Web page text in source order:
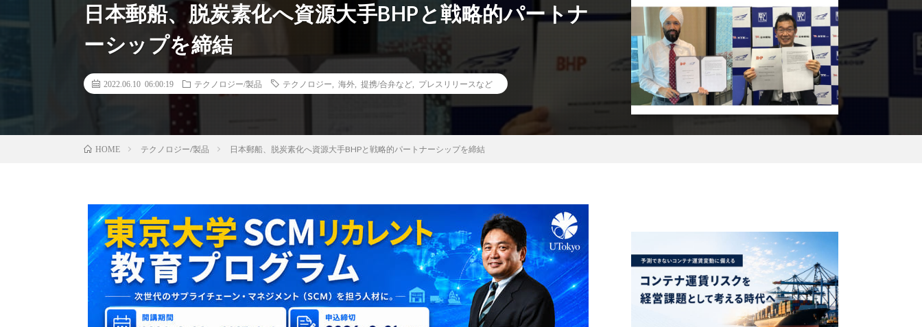
日本郵船、脱炭素化へ資源大手BHPと戦略的パートナ
ーシップを締結
2022.06.10 06:00:19 テクノロジー/製品 テクノロジー 海外 提携/合弁など プレスリリースなど
HOME テクノロジー/製品 日本郵船、脱炭素化へ資源大手BHPと戦略的パートナーシップを締結